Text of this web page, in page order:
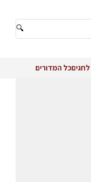
🔍
כל המדורים